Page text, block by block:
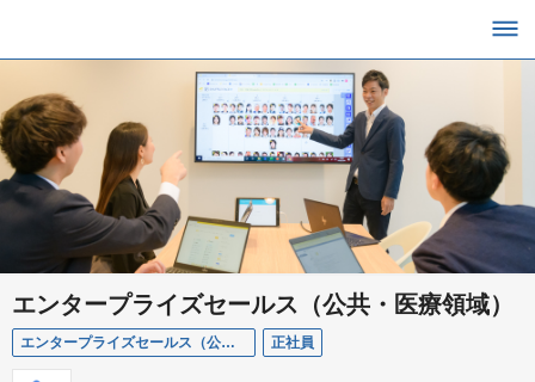
エンタープライズセールス（公共・医療領域）
エンタープライズセールス（公共・医療領域） 正社員